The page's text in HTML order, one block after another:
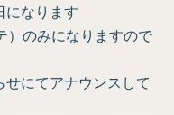
になります
のみになりますので
せにてアナウンスして